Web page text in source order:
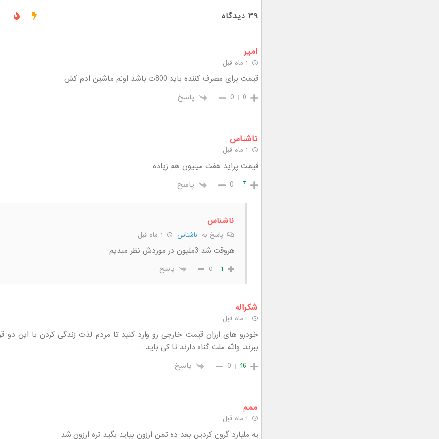
۳۹ دیدگاه
امیر
قیمت برای مصرف کننده باید 800ت باشد اونم ماشین ادم کش
0
0 پاسخ
ناشناس
قیمت پراید هفت میلیون هم زیاده
7
0 پاسخ
ناشناس
پاسخ به ناشناس
هروقت شد 3ملیون در موردش نظر میدیم
1
0 پاسخ
شکراله
خودرو های ارزان قیمت خارجی رو وارد کنید تا مردم لذت زندگی کردن با این دو
ببرند. والله ملت گناه دارند تا کی باید…
16
0 پاسخ
ممم
یه ملیارد گرون کردین بعد ده تمن ارزون بیاید بگید تره ارزون شد